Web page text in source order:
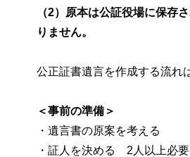
（2）原本は公証役場に保存
りません。
公正証書遺言を作成する流れ
＜事前の準備＞
・遺言書の原案を考える
・証人を決める 2人以上必要